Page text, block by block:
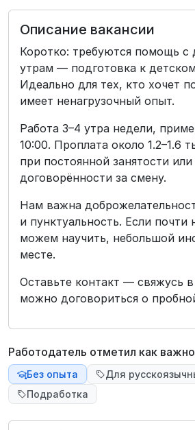
Описание вакансии
Коротко: требуются помощь с
утрам — подготовка к
Идеально для тех, кто хочет
имеет ненагрузочный опыт.
Работа 3–4 утра недели,
10:00. Проплата около 1.2–1.6
при постоянной занятости или
договорённости за смену.
Нам важна
и пунктуальность. Если
можем научить, небольшой
месте.
Оставьте контакт — свяжусь
можно договориться о
Работодатель отметил как
Без опыта
Для
Подработка